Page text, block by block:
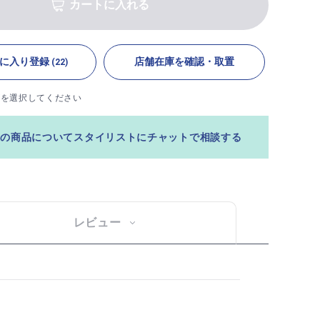
カートに入れる
入り登録 (22) 店舗在庫を確認・取置
選択してください
商品についてスタイリストにチャットで相談する
レビュー